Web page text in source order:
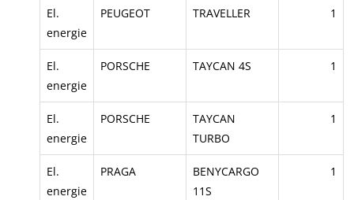
El.
energie
PEUGEOT TRAVELLER 1
El.
energie
PORSCHE TAYCAN 4S 1
El.
energie
PORSCHE
TAYCAN
TURBO
1
El.
energie
PRAGA
BENYCARGO
11S
1